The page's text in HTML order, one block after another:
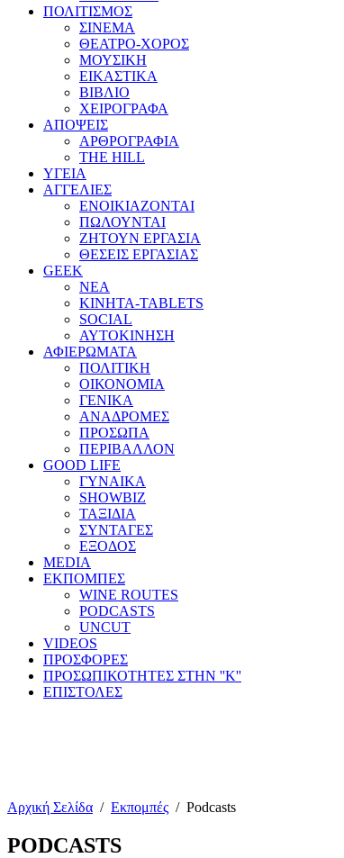
ΠΟΛΙΤΙΣΜΟΣ
ΣΙΝΕΜΑ
ΘΕΑΤΡΟ-ΧΟΡΟΣ
ΜΟΥΣΙΚΗ
ΕΙΚΑΣΤΙΚΑ
ΒΙΒΛΙΟ
ΧΕΙΡΟΓΡΑΦΑ
ΑΠΟΨΕΙΣ
ΑΡΘΡΟΓΡΑΦΙΑ
THE HILL
ΥΓΕΙΑ
ΑΓΓΕΛΙΕΣ
ΕΝΟΙΚΙΑΖΟΝΤΑΙ
ΠΩΛΟΥΝΤΑΙ
ΖΗΤΟΥΝ ΕΡΓΑΣΙΑ
ΘΕΣΕΙΣ ΕΡΓΑΣΙΑΣ
GEEK
ΝΕΑ
ΚΙΝΗΤΑ-TABLETS
SOCIAL
ΑΥΤΟΚΙΝΗΣΗ
ΑΦΙΕΡΩΜΑΤΑ
ΠΟΛΙΤΙΚΗ
ΟΙΚΟΝΟΜΙΑ
ΓΕΝΙΚΑ
ΑΝΑΔΡΟΜΕΣ
ΠΡΟΣΩΠΑ
ΠΕΡΙΒΑΛΛΟΝ
GOOD LIFE
ΓΥΝΑΙΚΑ
SHOWBIZ
ΤΑΞΙΔΙΑ
ΣΥΝΤΑΓΕΣ
ΕΞΟΔΟΣ
MEDIA
ΕΚΠΟΜΠΕΣ
WINE ROUTES
PODCASTS
UNCUT
VIDEOS
ΠΡΟΣΦΟΡΕΣ
ΠΡΟΣΩΠΙΚΟΤΗΤΕΣ ΣΤΗΝ ''Κ''
ΕΠΙΣΤΟΛΕΣ
Αρχική Σελίδα / Εκπομπές / Podcasts
PODCASTS